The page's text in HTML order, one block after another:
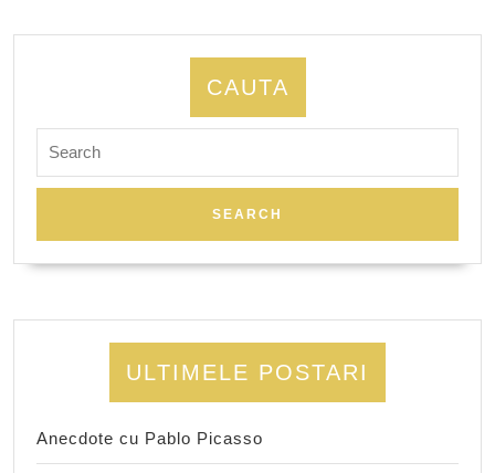
CAUTA
for:
ULTIMELE POSTARI
Anecdote cu Pablo Picasso